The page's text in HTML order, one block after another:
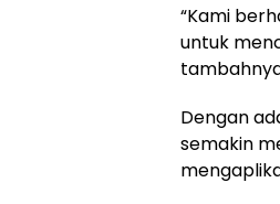
“Kami
untuk
Dengan
semakin